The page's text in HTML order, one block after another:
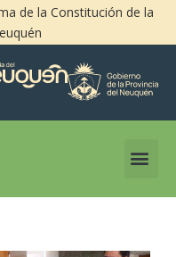
de la Constitución de la